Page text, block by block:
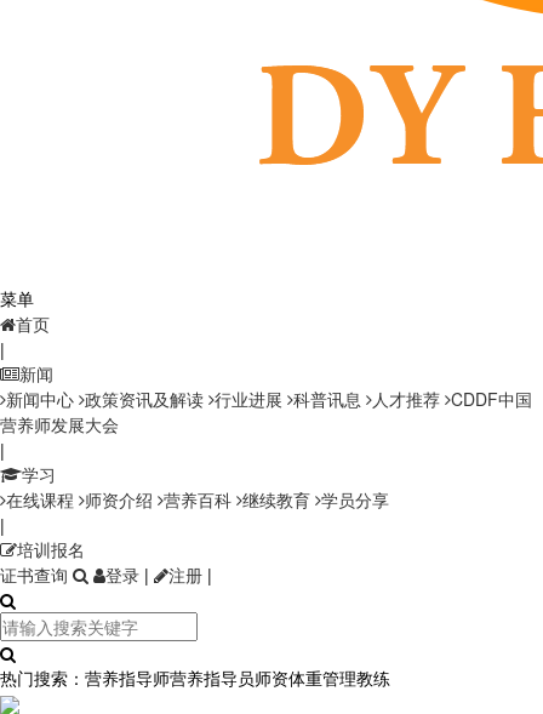
菜单
首页
|
新闻
新闻中心 政策资讯及解读 行业进展 科普讯息 人才推荐 CDDF中国
营养师发展大会
|
学习
在线课程 师资介绍 营养百科 继续教育 学员分享
|
培训报名
证书查询
登录 | 注册 |
热门搜索： 营养指导师营养指导员师资体重管理教练